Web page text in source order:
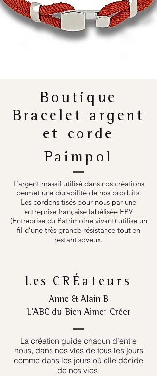
Boutique
Bracelet argent
et corde
Paimpol
L’argent massif utilisé dans nos créations
permet une durabilité de nos produits.
Les cordons tisés pour nous par une
entreprise française labélisée EPV
(Entreprise du Patrimoine vivant) utilise un
fil d’une très grande résistance tout en
restant soyeux.
Les CRÉateurs
Anne & Alain B
L’ABC du Bien Aimer Créer
La création guide chacun d’entre
nous, dans nos vies de tous les jours
comme dans les jours où elle décide
de nos vies.